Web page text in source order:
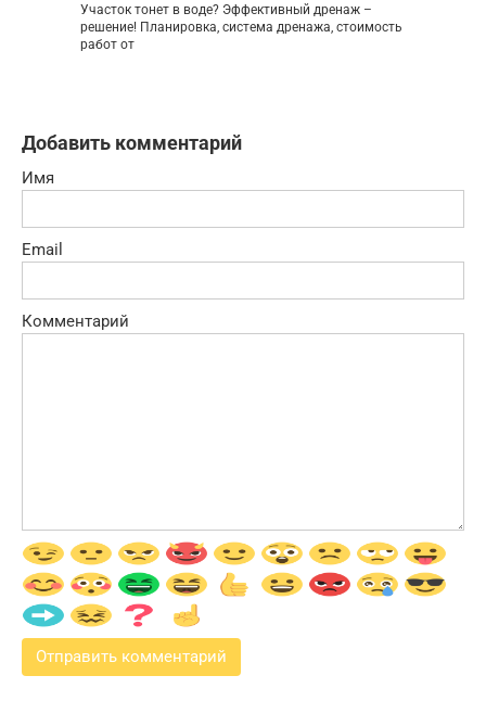
Участок тонет в воде? Эффективный дренаж –
решение! Планировка, система дренажа, стоимость
работ от
Добавить комментарий
Имя
Email
Комментарий